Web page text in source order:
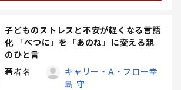
子どものストレスと不安が軽くなる言語
化 「べつに」を「あのね」に変える親
のひと言
著者名
キャリー・A・フロー幸
島 守